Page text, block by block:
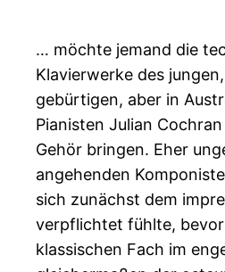
… möchte jemand die
Klavierwerke des
gebürtigen, aber in
Pianisten Julian
Gehör bringen. Eher
angehenden
sich zunächst dem
verpflichtet fühlte,
klassischen Fach im